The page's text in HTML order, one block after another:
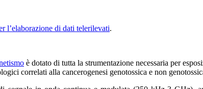
l’elaborazione di dati telerilevati.
è dotato di tutta la strumentazione necessaria per
correlati alla cancerogenesi genotossica e non